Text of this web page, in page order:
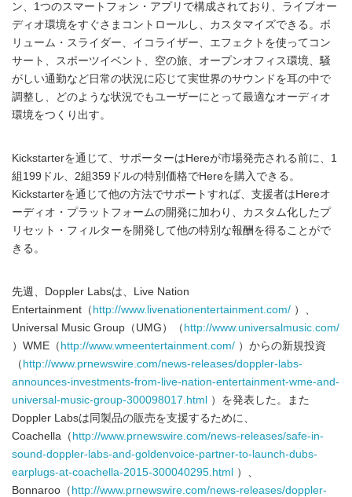
ン、1つのスマートフォン・アプリで構成されており、ライブオー
ディオ環境をすぐさまコントロールし、カスタマイズできる。ボ
リューム・スライダー、イコライザー、エフェクトを使ってコン
サート、スポーツイベント、空の旅、オープンオフィス環境、騒
がしい通勤など日常の状況に応じて実世界のサウンドを耳の中で
調整し、どのような状況でもユーザーにとって最適なオーディオ
環境をつくり出す。
Kickstarterを通じて、サポーターはHereが市場発売される前に、1
組199ドル、2組359ドルの特別価格でHereを購入できる。
Kickstarterを通じて他の方法でサポートすれば、支援者はHereオ
ーディオ・プラットフォームの開発に加わり、カスタム化したプ
リセット・フィルターを開発して他の特別な報酬を得ることがで
きる。
先週、Doppler Labsは、Live Nation
Entertainment（ http://www.livenationentertainment.com/ ）、
Universal Music Group（UMG）（ http://www.universalmusic.com/
）WME（ http://www.wmeentertainment.com/ ）からの新規投資
（ http://www.prnewswire.com/news-releases/doppler-labs-
announces-investments-from-live-nation-entertainment-wme-and-
universal-music-group-300098017.html
）を発表した。また
Doppler Labsは同製品の販売を支援するために、
Coachella（ http://www.prnewswire.com/news-releases/safe-in-
sound-doppler-labs-and-goldenvoice-partner-to-launch-dubs-
earplugs-at-coachella-2015-300040295.html
）、
Bonnaroo（ http://www.prnewswire.com/news-releases/doppler-